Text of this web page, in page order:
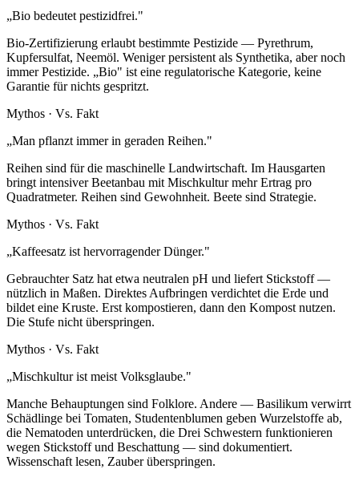
„Bio bedeutet pestizidfrei."
Bio-Zertifizierung erlaubt bestimmte Pestizide — Pyrethrum,
Kupfersulfat, Neemöl. Weniger persistent als Synthetika, aber noch
immer Pestizide. „Bio" ist eine regulatorische Kategorie, keine
Garantie für nichts gespritzt.
Mythos · Vs. Fakt
„Man pflanzt immer in geraden Reihen."
Reihen sind für die maschinelle Landwirtschaft. Im Hausgarten
bringt intensiver Beetanbau mit Mischkultur mehr Ertrag pro
Quadratmeter. Reihen sind Gewohnheit. Beete sind Strategie.
Mythos · Vs. Fakt
„Kaffeesatz ist hervorragender Dünger."
Gebrauchter Satz hat etwa neutralen pH und liefert Stickstoff —
nützlich in Maßen. Direktes Aufbringen verdichtet die Erde und
bildet eine Kruste. Erst kompostieren, dann den Kompost nutzen.
Die Stufe nicht überspringen.
Mythos · Vs. Fakt
„Mischkultur ist meist Volksglaube."
Manche Behauptungen sind Folklore. Andere — Basilikum verwirrt
Schädlinge bei Tomaten, Studentenblumen geben Wurzelstoffe ab,
die Nematoden unterdrücken, die Drei Schwestern funktionieren
wegen Stickstoff und Beschattung — sind dokumentiert.
Wissenschaft lesen, Zauber überspringen.